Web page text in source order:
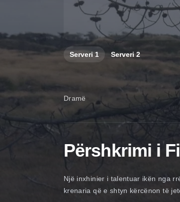
Serveri1 Serveri2
Dramë
Përshkrimi i
Një inxhinier i talentuar ikën nga
krenaria që e shtyn kërcënon të